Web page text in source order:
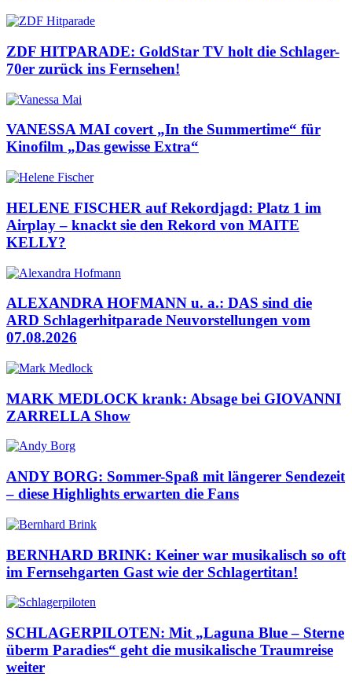
ZDF HITPARADE: GoldStar TV holt die Schlager-
70er zurück ins Fernsehen!
VANESSA MAI covert „In the Summertime“ für
Kinofilm „Das gewisse Extra“
HELENE FISCHER auf Rekordjagd: Platz 1 im
Airplay – knackt sie den Rekord von MAITE
KELLY?
ALEXANDRA HOFMANN u. a.: DAS sind die
ARD Schlagerhitparade Neuvorstellungen vom
07.08.2026
MARK MEDLOCK krank: Absage bei GIOVANNI
ZARRELLA Show
ANDY BORG: Sommer-Spaß mit längerer Sendezeit
– diese Highlights erwarten die Fans
BERNHARD BRINK: Keiner war musikalisch so oft
im Fernsehgarten Gast wie der Schlagertitan!
SCHLAGERPILOTEN: Mit „Laguna Blue – Sterne
überm Paradies“ geht die musikalische Traumreise
weiter